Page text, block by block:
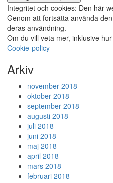
Integritet och cookies: Den här
Genom att fortsätta använda
deras användning.
Om du vill veta mer, inklusive
Cookie-policy
Arkiv
november 2018
oktober 2018
september 2018
augusti 2018
juli 2018
juni 2018
maj 2018
april 2018
mars 2018
februari 2018